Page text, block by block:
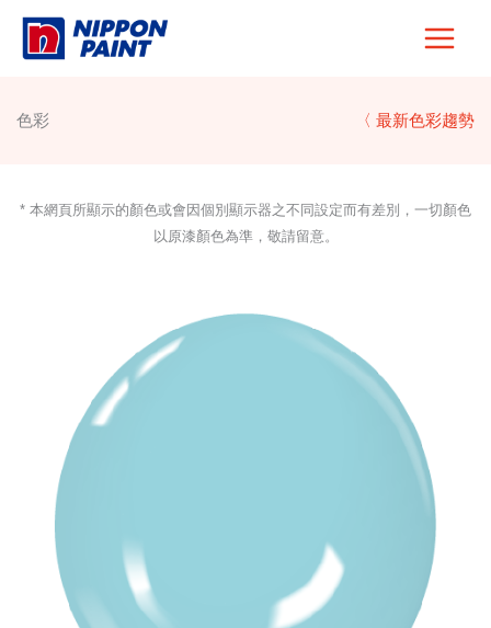
Skip
色彩 〈 最新色彩趨勢
* 本網頁所顯示的顏色或會因個別顯示器之不同設定而有差別，一切顏色
以原漆顏色為準，敬請留意。